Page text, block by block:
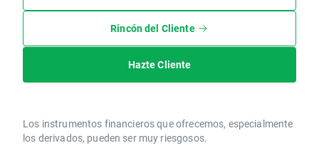
Rincón del Cliente
Hazte Cliente
Los instrumentos financieros que ofrecemos, especialmente
los derivados, pueden ser muy riesgosos.